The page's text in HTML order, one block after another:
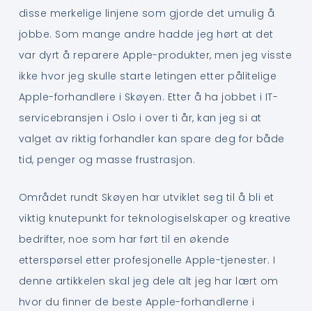
disse merkelige linjene som gjorde det umulig å
jobbe. Som mange andre hadde jeg hørt at det
var dyrt å reparere Apple-produkter, men jeg visste
ikke hvor jeg skulle starte letingen etter pålitelige
Apple-forhandlere i Skøyen. Etter å ha jobbet i IT-
servicebransjen i Oslo i over ti år, kan jeg si at
valget av riktig forhandler kan spare deg for både
tid, penger og masse frustrasjon.
Området rundt Skøyen har utviklet seg til å bli et
viktig knutepunkt for teknologiselskaper og kreative
bedrifter, noe som har ført til en økende
etterspørsel etter profesjonelle Apple-tjenester. I
denne artikkelen skal jeg dele alt jeg har lært om
hvor du finner de beste Apple-forhandlerne i